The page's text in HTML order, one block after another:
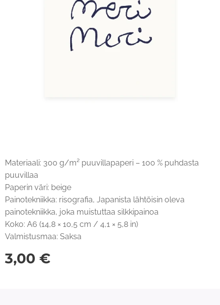
Materiaali: 300 g/m² puuvillapaperi – 100 % puhdasta
puuvillaa
Paperin väri: beige
Painotekniikka: risografia, Japanista lähtöisin oleva
painotekniikka, joka muistuttaa silkkipainoa
Koko: A6 (14,8 × 10,5 cm / 4,1 × 5,8 in)
Valmistusmaa: Saksa
3,00 €